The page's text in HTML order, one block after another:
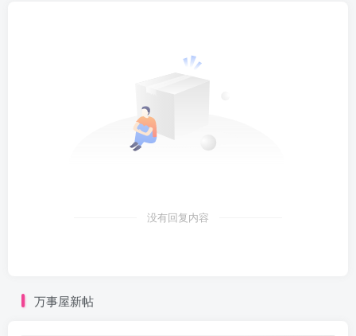
没有回复内容
万事屋新帖